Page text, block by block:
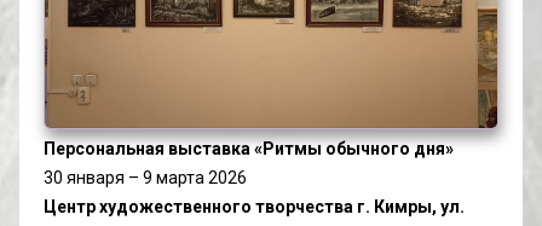
Персональная выставка «Ритмы обычного дня»
30 января – 9 марта 2026
Центр художественного творчества г. Кимры, ул.